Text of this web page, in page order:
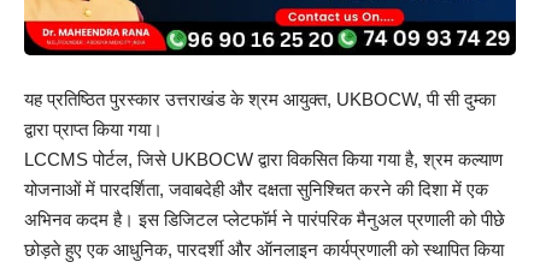
यह प्रतिष्ठित पुरस्कार उत्तराखंड के श्रम आयुक्त, UKBOCW, पी सी दुम्का
द्वारा प्राप्त किया गया।
LCCMS पोर्टल, जिसे UKBOCW द्वारा विकसित किया गया है, श्रम कल्याण
योजनाओं में पारदर्शिता, जवाबदेही और दक्षता सुनिश्चित करने की दिशा में एक
अभिनव कदम है। इस डिजिटल प्लेटफॉर्म ने पारंपरिक मैनुअल प्रणाली को पीछे
छोड़ते हुए एक आधुनिक, पारदर्शी और ऑनलाइन कार्यप्रणाली को स्थापित किया